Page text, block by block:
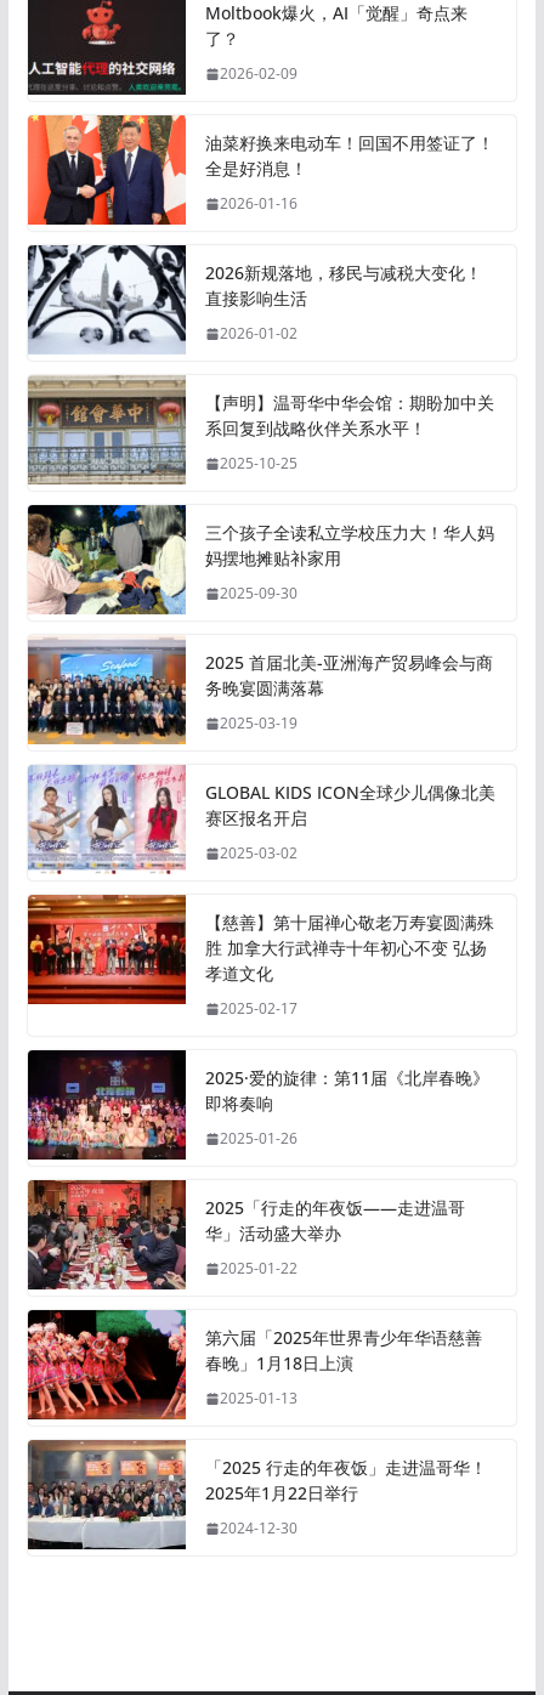
Moltbook爆火，AI「觉醒」奇点来
了？
2026-02-09
油菜籽换来电动车！回国不用签证了！
全是好消息！
2026-01-16
2026新规落地，移民与减税大变化！
直接影响生活
2026-01-02
【声明】温哥华中华会馆：期盼加中关
系回复到战略伙伴关系水平！
2025-10-25
三个孩子全读私立学校压力大！华人妈
妈摆地摊贴补家用
2025-09-30
2025 首届北美-亚洲海产贸易峰会与商
务晚宴圆满落幕
2025-03-19
GLOBAL KIDS ICON全球少儿偶像北美
赛区报名开启
2025-03-02
【慈善】第十届禅心敬老万寿宴圆满殊
胜 加拿大行武禅寺十年初心不变 弘扬
孝道文化
2025-02-17
2025·爱的旋律：第11届《北岸春晚》
即将奏响
2025-01-26
2025「行走的年夜饭——走进温哥
华」活动盛大举办
2025-01-22
第六届「2025年世界青少年华语慈善
春晚」1月18日上演
2025-01-13
「2025 行走的年夜饭」走进温哥华！
2025年1月22日举行
2024-12-30